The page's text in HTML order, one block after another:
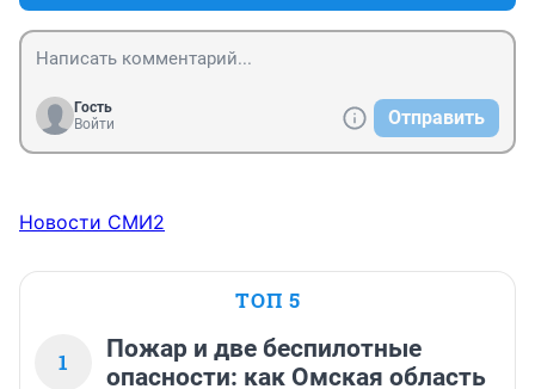
Гость
Войти
Отправить
Новости СМИ2
ТОП 5
1
Пожар и две беспилотные
опасности: как Омская область